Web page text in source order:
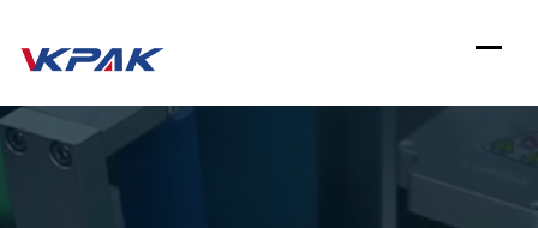
Zum
Inhalt
springen